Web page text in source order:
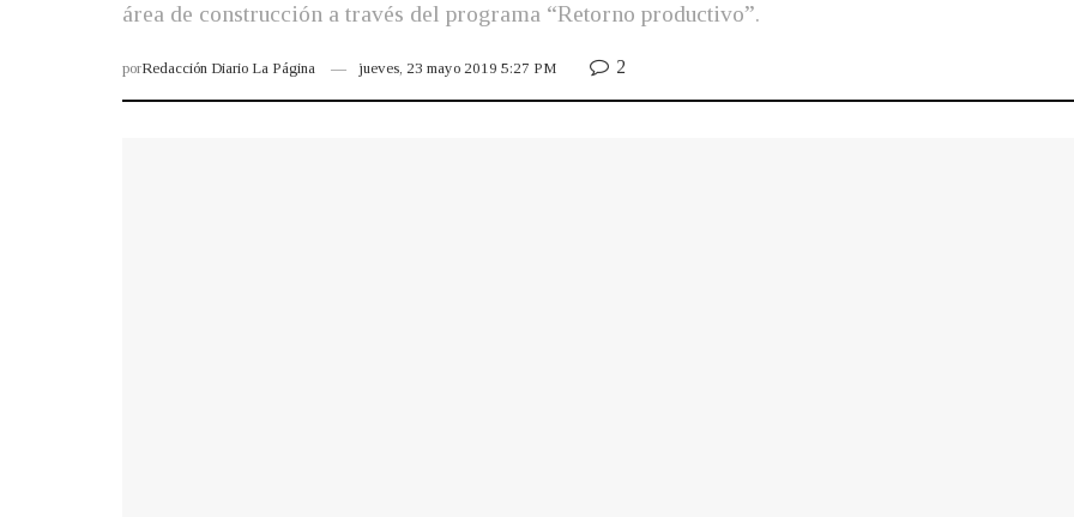
área de construcción a través del programa “Retorno productivo”.
porRedacción Diario La Página jueves, 23 mayo 2019 5:27 PM 2